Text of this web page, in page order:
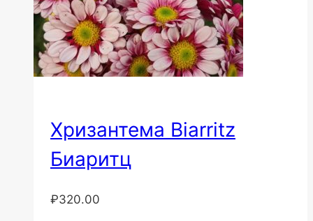
Хризантема Biarritz
Биаритц
₽320.00